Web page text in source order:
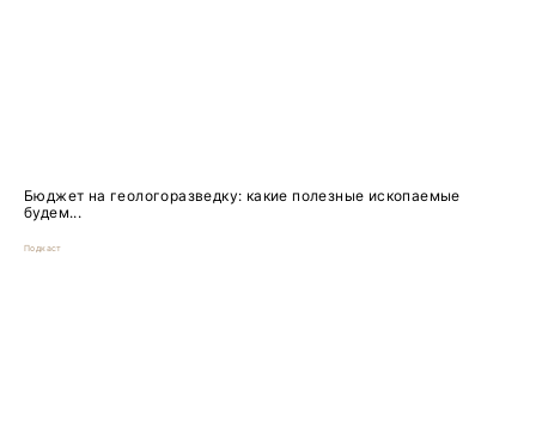
Бюджет на геологоразведку: какие полезные ископаемые
будем...
Подкаст